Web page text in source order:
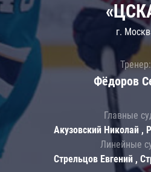
г.
Тренер:
Фёдоров
Главные
Акузовский Николай ,
Линейные
Стрельцов Евгений ,